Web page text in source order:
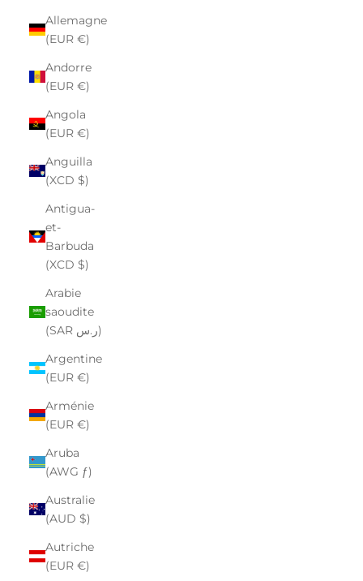
Allemagne
(EUR €)
Andorre
(EUR €)
Angola
(EUR €)
Anguilla
(XCD $)
Antigua-
et-
Barbuda
(XCD $)
Arabie
saoudite
(SAR ر.س)
Argentine
(EUR €)
Arménie
(EUR €)
Aruba
(AWG ƒ)
Australie
(AUD $)
Autriche
(EUR €)